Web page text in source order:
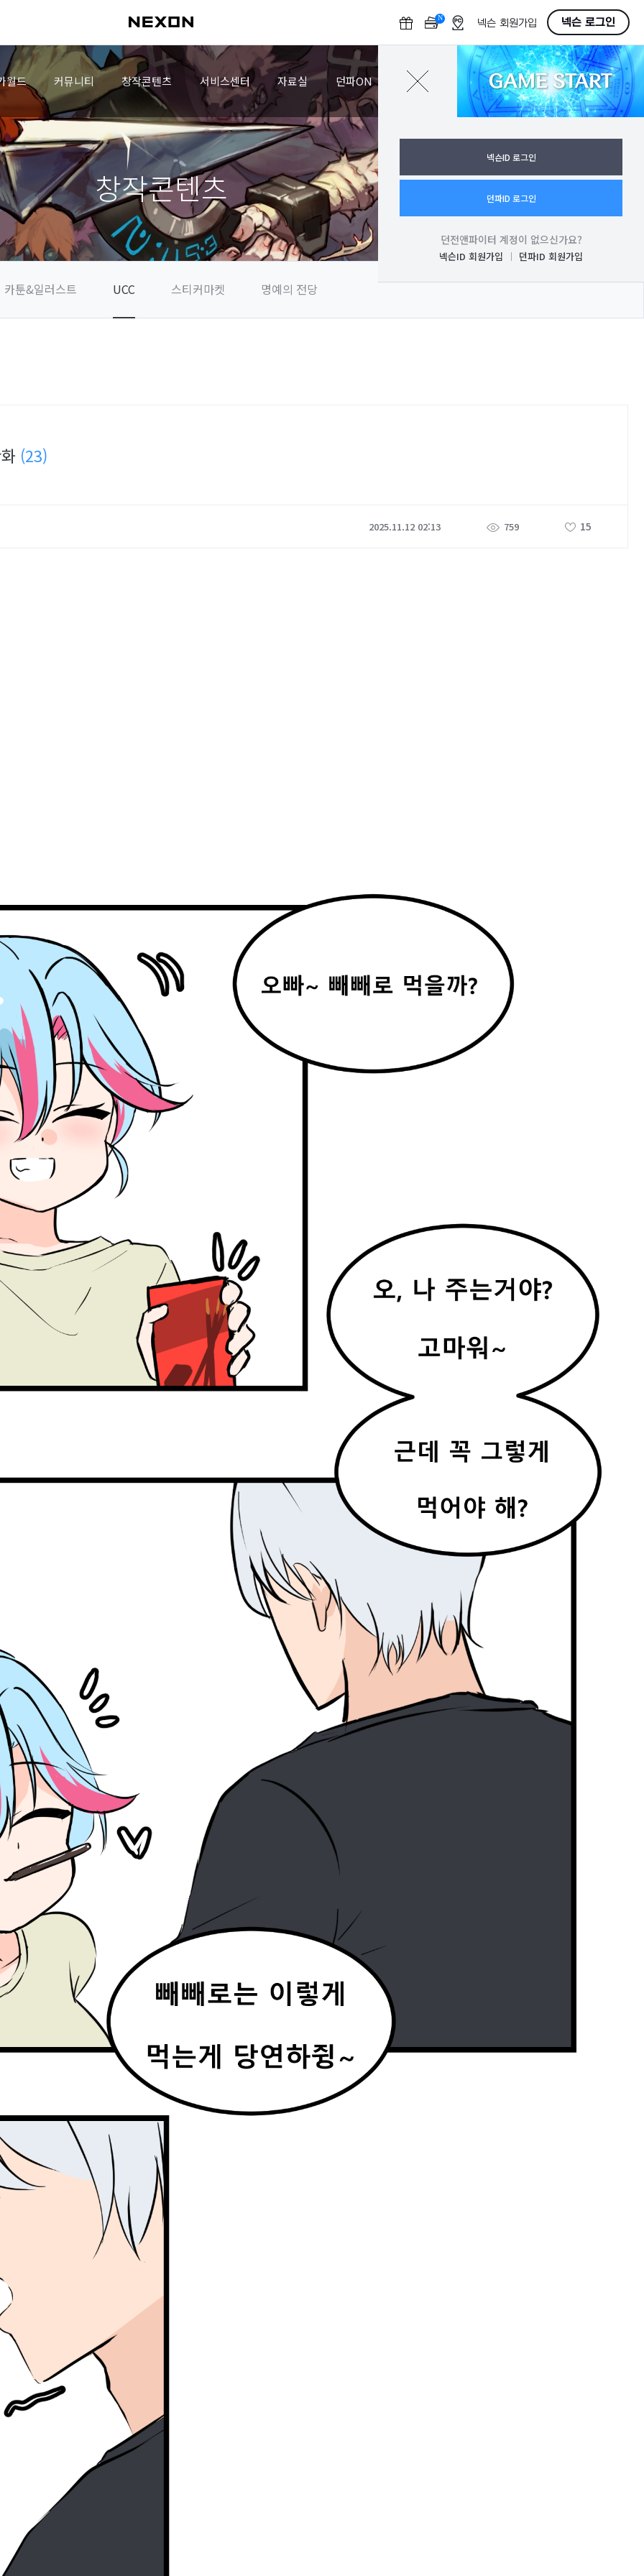
N
F
넥슨 회원가입 넥슨 로그인
월드 커뮤니티 창작콘텐츠 서비스센터 자료실 던파ON GAME START
로그인
넥슨ID 로그인
던파ID 로그인
던전앤파이터 계정이 없으신가요?
넥슨ID 회원가입 던파ID 회원가입
창작콘텐츠
카툰&일러스트 UCC 스티커마켓 명예의 전당
(23)
2025.11.12 02:13 759 15